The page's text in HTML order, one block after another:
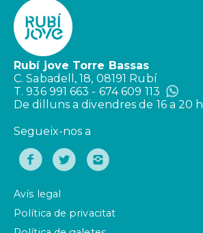
Rubí jove Torre Bassas
C. Sabadell, 18, 08191 Rubí
T. 936 991 663 - 674 609 113
De dilluns a divendres de 16 a 20 h
Segueix-nos a
Avís legal
Política de privacitat